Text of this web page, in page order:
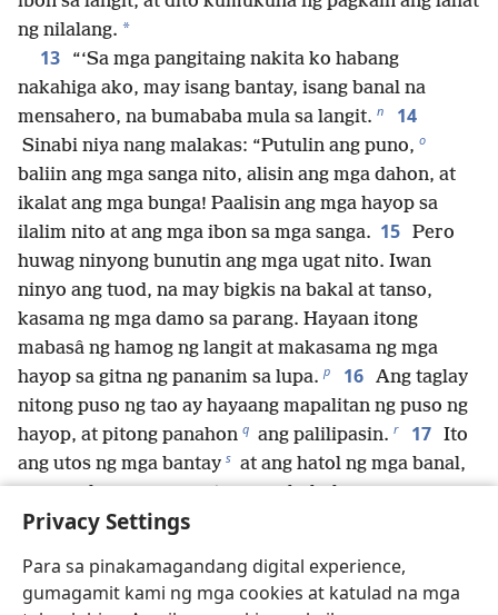
Privacy Settings
Para sa pinakamagandang digital experience,
gumagamit kami ng mga cookies at katulad na mga
ng nilalang. *
13
“‘Sa mga pangitaing nakita ko habang
nakahiga ako, may isang bantay, isang banal na
mensahero, na bumababa mula sa langit. n 14
Sinabi niya nang malakas: “Putulin ang puno, o
baliin ang mga sanga nito, alisin ang mga dahon, at
ikalat ang mga bunga! Paalisin ang mga hayop sa
ilalim nito at ang mga ibon sa mga sanga. 15 Pero
huwag ninyong bunutin ang mga ugat nito. Iwan
ninyo ang tuod, na may bigkis na bakal at tanso,
kasama ng mga damo sa parang. Hayaan itong
mabasâ ng hamog ng langit at makasama ng mga
hayop sa gitna ng pananim sa lupa. p 16 Ang taglay
nitong puso ng tao ay hayaang mapalitan ng puso ng
hayop, at pitong panahon q ang palilipasin. r 17 Ito
ang utos ng mga bantay s at ang hatol ng mga banal,
para malaman ng mga taong nabubuhay na ang
Kataas-taasan ay Tagapamahala sa kaharian ng mga
kanino niya gusto, kahit sa pinakamababa sa mga
tao.”